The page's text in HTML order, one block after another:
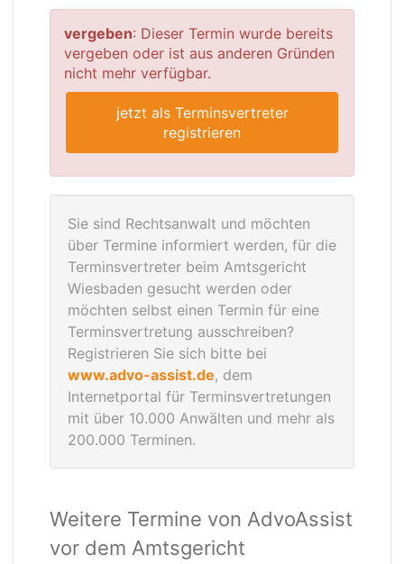
vergeben: Dieser Termin wurde bereits
vergeben oder ist aus anderen Gründen
nicht mehr verfügbar.
jetzt als Terminsvertreter
registrieren
Sie sind Rechtsanwalt und möchten
über Termine informiert werden, für die
Terminsvertreter beim Amtsgericht
Wiesbaden gesucht werden oder
möchten selbst einen Termin für eine
Terminsvertretung ausschreiben?
Registrieren Sie sich bitte bei
www.advo-assist.de, dem
Internetportal für Terminsvertretungen
mit über 10.000 Anwälten und mehr als
200.000 Terminen.
Weitere Termine von AdvoAssist
vor dem Amtsgericht